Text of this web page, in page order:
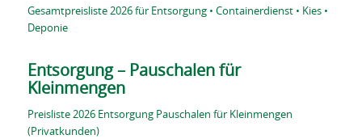
Gesamtpreisliste 2026 für Entsorgung • Containerdienst • Kies •
Deponie
Entsorgung – Pauschalen für
Kleinmengen
Preisliste 2026 Entsorgung Pauschalen für Kleinmengen
(Privatkunden)